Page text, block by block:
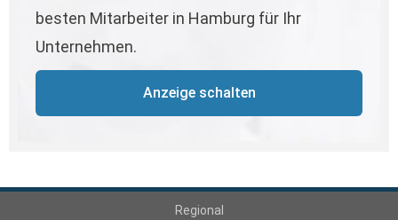
besten Mitarbeiter in Hamburg für Ihr
Unternehmen.
Anzeige schalten
Regional